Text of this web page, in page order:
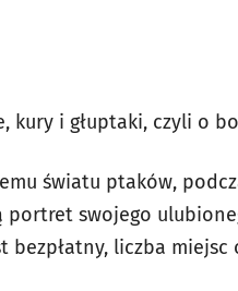
kury i głuptaki, czyli o
światu ptaków,
swojego
bezpłatny, liczba miejsc